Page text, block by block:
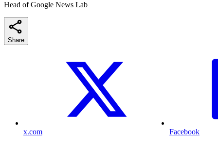
Head of Google News Lab
Share
x.com Facebook